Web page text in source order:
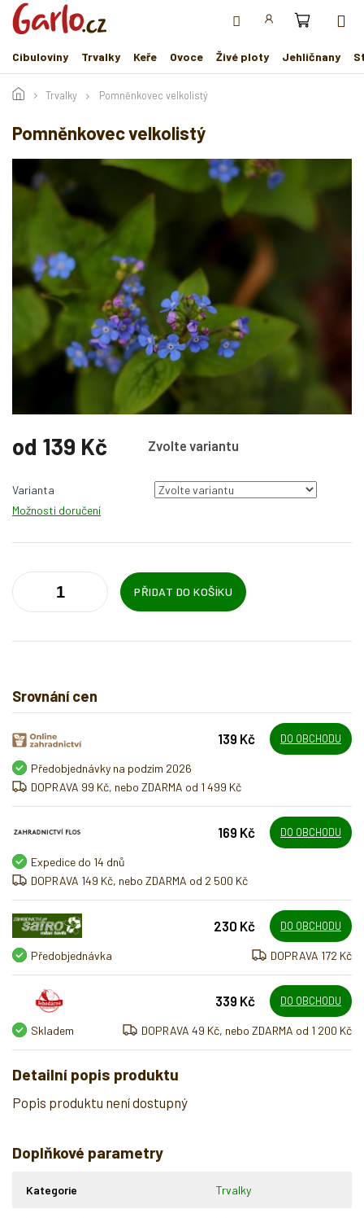
Přejít
obsah
Cibuloviny
Trvalky Keře Ovoce Živé ploty Jehličnany
Trvalky Pomněnkovec velkolistý
Pomněnkovec velkolistý
od 139 Kč Zvolte variantu
cena:
Varianta
Možnosti doručení
PŘIDAT DO KOŠÍKU
Srovnání cen
139 Kč DO OBCHODU
Předobjednávky na podzim 2026
DOPRAVA 99 Kč, nebo ZDARMA od 1 499 Kč
169 Kč DO OBCHODU
Expedice do 14 dnů
DOPRAVA 149 Kč, nebo ZDARMA od 2 500 Kč
230 Kč DO OBCHODU
Předobjednávka DOPRAVA 172 Kč
339 Kč DO OBCHODU
Skladem DOPRAVA 49 Kč, nebo ZDARMA od 1 200 Kč
Detailní popis produktu
Popis produktu není dostupný
Doplňkové parametry
Kategorie Trvalky